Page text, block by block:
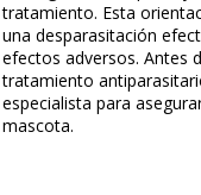
tratamiento. Esta
una desparasitación
efectos adversos. Antes
tratamiento
especialista para
mascota.